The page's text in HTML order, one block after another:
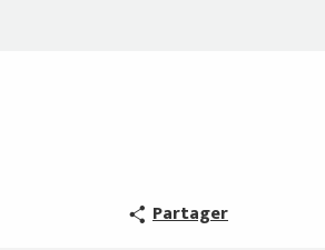
Partager